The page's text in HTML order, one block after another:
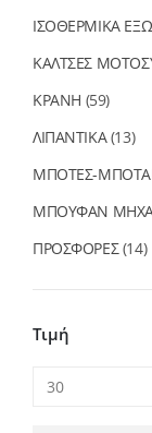
ΙΣΟΘΕΡΜΙΚΑ
ΚΑΛΤΣΕΣ
ΚΡΑΝΗ (59)
ΛΙΠΑΝΤΙΚΑ(13)
ΜΠΟΤΕΣ-
ΜΠΟΥΦΑΝ
ΠΡΟΣΦΟΡΕΣ(14)
Τιμή